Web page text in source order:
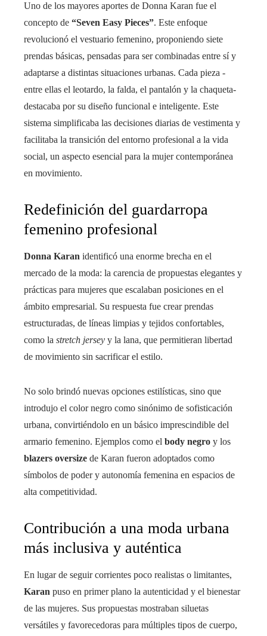
Uno de los mayores aportes de Donna Karan fue el
concepto de “Seven Easy Pieces”. Este enfoque
revolucionó el vestuario femenino, proponiendo siete
prendas básicas, pensadas para ser combinadas entre sí y
adaptarse a distintas situaciones urbanas. Cada pieza -
entre ellas el leotardo, la falda, el pantalón y la chaqueta-
destacaba por su diseño funcional e inteligente. Este
sistema simplificaba las decisiones diarias de vestimenta y
facilitaba la transición del entorno profesional a la vida
social, un aspecto esencial para la mujer contemporánea
en movimiento.
Redefinición del guardarropa
femenino profesional
Donna Karan identificó una enorme brecha en el
mercado de la moda: la carencia de propuestas elegantes y
prácticas para mujeres que escalaban posiciones en el
ámbito empresarial. Su respuesta fue crear prendas
estructuradas, de líneas limpias y tejidos confortables,
como la stretch jersey y la lana, que permitieran libertad
de movimiento sin sacrificar el estilo.
No solo brindó nuevas opciones estilísticas, sino que
introdujo el color negro como sinónimo de sofisticación
urbana, convirtiéndolo en un básico imprescindible del
armario femenino. Ejemplos como el body negro y los
blazers oversize de Karan fueron adoptados como
símbolos de poder y autonomía femenina en espacios de
alta competitividad.
Contribución a una moda urbana
más inclusiva y auténtica
En lugar de seguir corrientes poco realistas o limitantes,
Karan puso en primer plano la autenticidad y el bienestar
de las mujeres. Sus propuestas mostraban siluetas
versátiles y favorecedoras para múltiples tipos de cuerpo,